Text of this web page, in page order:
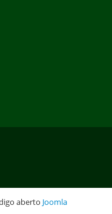
aberto Joomla